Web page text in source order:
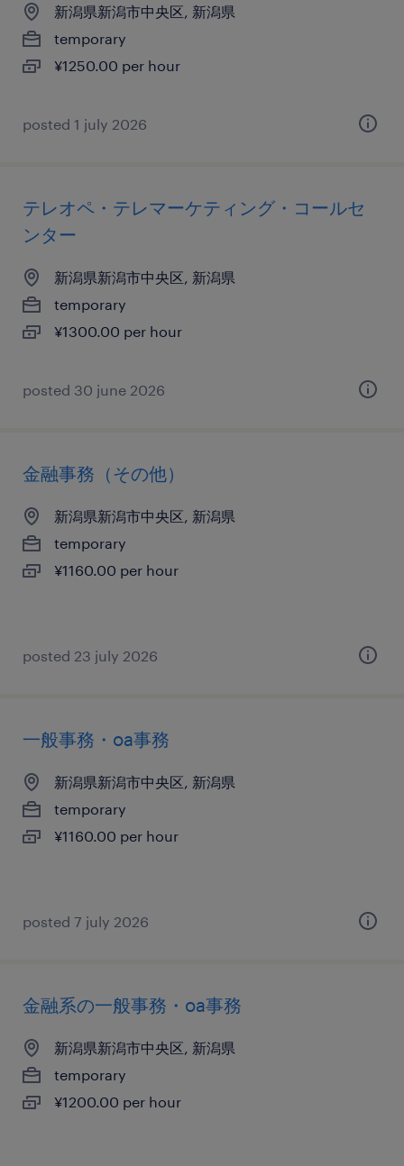
新潟県新潟市中央区, 新潟県
temporary
¥1250.00 per hour
posted 1 july 2026
テレオペ・テレマーケティング・コールセ
ンター
新潟県新潟市中央区, 新潟県
temporary
¥1300.00 per hour
posted 30 june 2026
金融事務（その他）
新潟県新潟市中央区, 新潟県
temporary
¥1160.00 per hour
posted 23 july 2026
一般事務・oa事務
新潟県新潟市中央区, 新潟県
temporary
¥1160.00 per hour
posted 7 july 2026
金融系の一般事務・oa事務
新潟県新潟市中央区, 新潟県
temporary
¥1200.00 per hour